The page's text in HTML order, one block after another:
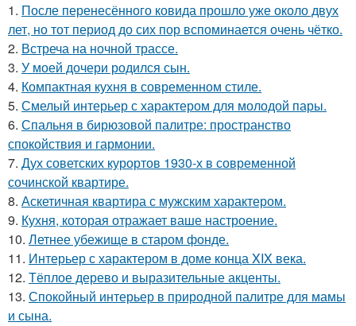
1. После перенесённого ковида прошло уже около двух
лет, но тот период до сих пор вспоминается очень чётко.
2. Встреча на ночной трассе.
3. У моей дочери родился сын.
4. Компактная кухня в современном стиле.
5. Смелый интерьер с характером для молодой пары.
6. Спальня в бирюзовой палитре: пространство
спокойствия и гармонии.
7. Дух советских курортов 1930-х в современной
сочинской квартире.
8. Аскетичная квартира с мужским характером.
9. Кухня, которая отражает ваше настроение.
10. Летнее убежище в старом фонде.
11. Интерьер с характером в доме конца XIX века.
12. Тёплое дерево и выразительные акценты.
13. Спокойный интерьер в природной палитре для мамы
и сына.